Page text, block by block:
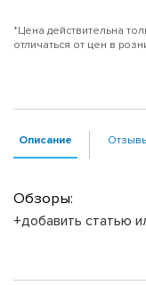
*Цена действительна
отличаться от цен в
Описание
Обзоры:
+добавить статью